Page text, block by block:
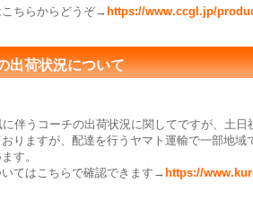
ちらからどうぞ→ https://www.ccgl.jp/
出荷状況について
伴うコーチの出荷状況に関してですが、土日
りますが、配達を行うヤマト運輸で一部地域
す。
てはこちらで確認できます→ https://